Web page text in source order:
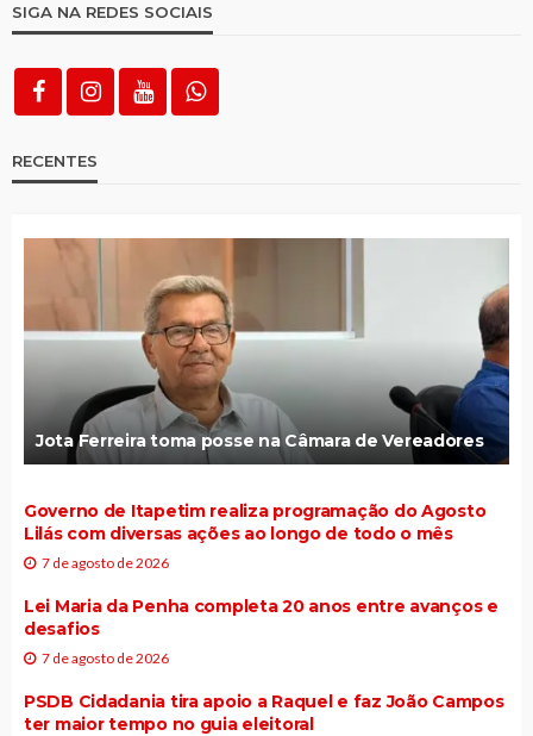
SIGA NA REDES SOCIAIS
RECENTES
Jota Ferreira toma posse na Câmara de Vereadores
Governo de Itapetim realiza programação do Agosto
Lilás com diversas ações ao longo de todo o mês
7 de agosto de 2026
Lei Maria da Penha completa 20 anos entre avanços e
desafios
7 de agosto de 2026
PSDB Cidadania tira apoio a Raquel e faz João Campos
ter maior tempo no guia eleitoral